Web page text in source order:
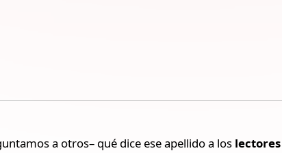
a otros– qué dice ese apellido a los